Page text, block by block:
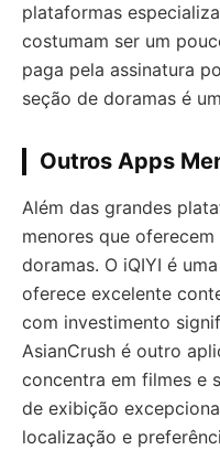
plataformas
costumam ser um
paga pela assinatura
seção de doramas é
Outros Apps
Além das grandes
menores que
doramas. O iQIYI é
oferece excelente
com investimento
AsianCrush é outro
concentra em filmes e
de exibição
localização e